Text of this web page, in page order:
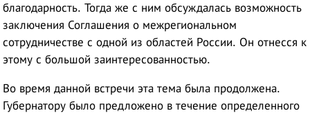
благодарность. Тогда же с ним обсуждалась возможность
заключения Соглашения о межрегиональном
сотрудничестве с одной из областей России. Он отнесся к
этому с большой заинтересованностью.
Во время данной встречи эта тема была продолжена.
Губернатору было предложено в течение определенного